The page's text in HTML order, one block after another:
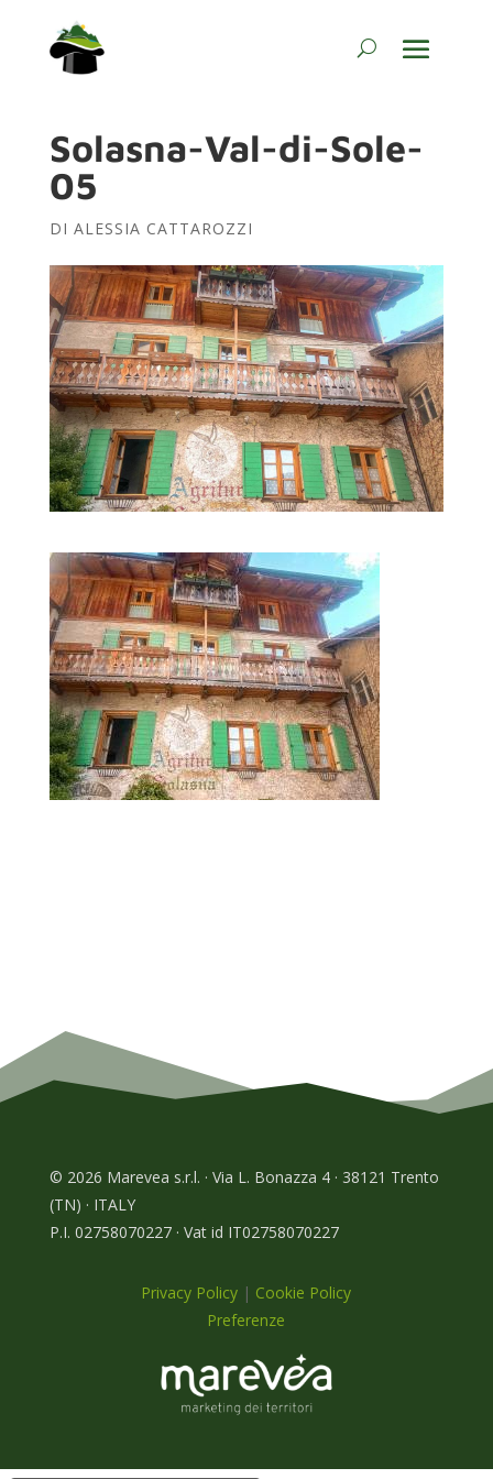
Solasna-Val-di-Sole-
05
DI ALESSIA CATTAROZZI
© 2026 Marevea s.r.l. · Via L. Bonazza 4 · 38121 Trento
(TN) · ITALY
P.I. 02758070227 · Vat id IT02758070227
Privacy Policy | Cookie Policy
Preferenze